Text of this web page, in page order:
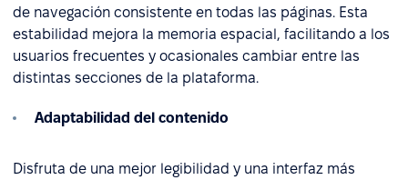
de navegación consistente en todas las páginas. Esta
estabilidad mejora la memoria espacial, facilitando a los
usuarios frecuentes y ocasionales cambiar entre las
distintas secciones de la plataforma.
Adaptabilidad del contenido
Disfruta de una mejor legibilidad y una interfaz más